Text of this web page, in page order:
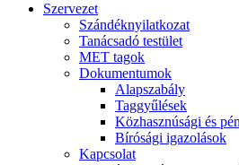
Szervezet
Szándéknyilatkozat
Tanácsadó testület
MET tagok
Dokumentumok
Alapszabály
Taggyűlések
Közhasznúsági és
Bírósági igazolások
Kapcsolat